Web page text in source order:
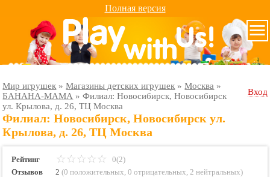
Полная версия
Мир игрушек »Магазины детских игрушек »Москва »
БАНАНА-МАМА »Филиал: Новосибирск, Новосибирск
ул. Крылова, д. 26, ТЦ Москва
Вход
Филиал: Новосибирск, Новосибирск ул.
Крылова, д. 26, ТЦ Москва
Рейтинг
0(2)
Отзывов
2 (0 положительных,0 отрицательных,2 нейтральных)